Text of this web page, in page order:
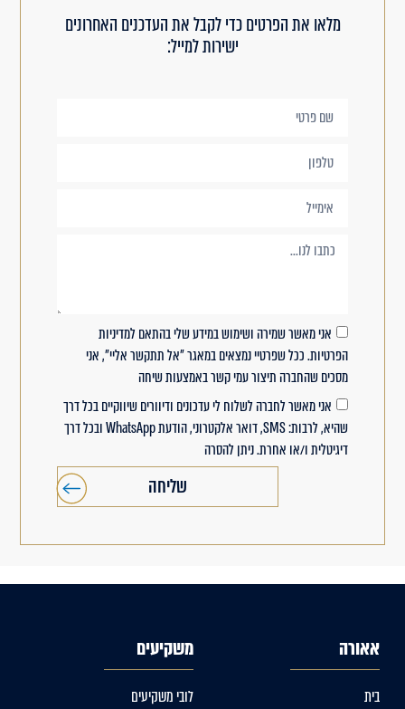
מלאו את הפרטים כדי לקבל את העדכנים האחרונים
ישירות למייל:
אני מאשר שמירה ושימוש במידע שלי בהתאם למדיניות
הפרטיות. ככל שפרטיי נמצאים במאגר "אל תתקשר אליי", אני
מסכים שהחברה תיצור עמי קשר באמצעות שיחה
אני מאשר לחברה לשלוח לי עדכונים ודיוורים שיווקיים בכל דרך
שהיא, לרבות: SMS, דואר אלקטרוני, הודעת WhatsApp ובכל דרך
דיגיטלית ו/או אחרת. ניתן להסרה
שליחה
אאורה
בית
משקיעים
לובי משקיעים